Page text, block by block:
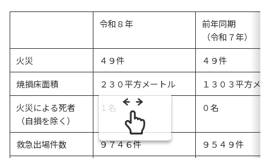
令和８年
前年同期
（令和７年）
火災
４９件
４９件
焼損床面積
２３０平方メートル
１３０３平方メ
火災による死者
（自損を除く）
１名 ０名
救急出場件数 ９７４６件
９５４９件